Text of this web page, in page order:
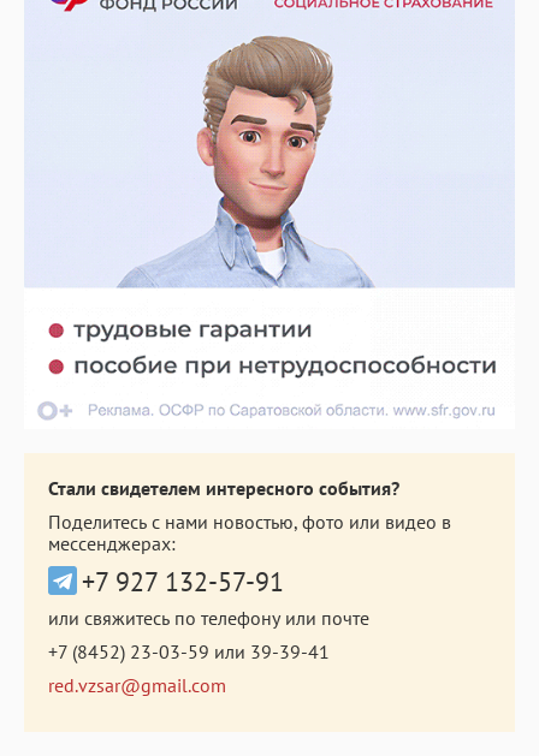
Стали свидетелем интересного события?
Поделитесь с нами новостью, фото или видео в
мессенджерах:
+7 927 132-57-91
или свяжитесь по телефону или почте
+7 (8452) 23-03-59 или 39-39-41
red.vzsar@gmail.com